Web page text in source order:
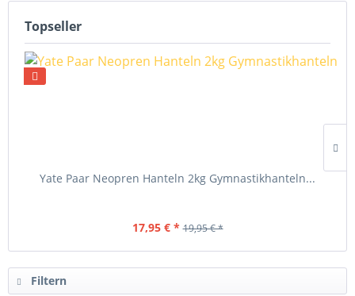
Topseller
Yate Paar Neopren Hanteln 2kg Gymnastikhanteln...
17,95 € * 19,95 € *
Filtern